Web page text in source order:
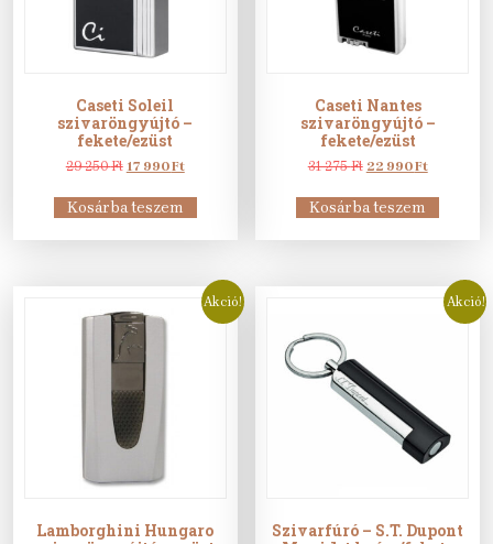
Caseti Soleil
szivaröngyújtó –
fekete/ezüst
29 250Ft Original
was:
29
17 990FtCurrent
is:
17
Kosárba teszem
Caseti Nantes
szivaröngyújtó –
fekete/ezüst
31 275Ft Original
was:
31
22 990FtCurrent
is:
22
Kosárba teszem
Akció!
Lamborghini Hungaro
Akció!
Szivarfúró – S.T. Dupont